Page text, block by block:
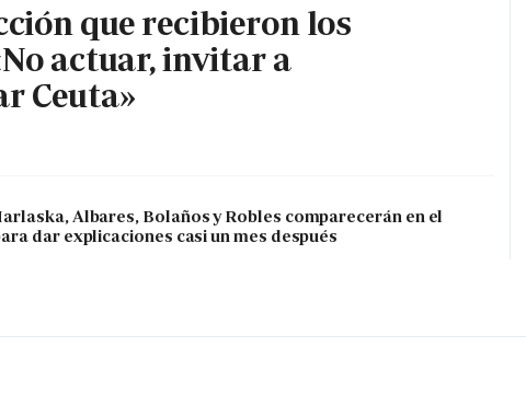
que recibieron los
actuar, invitar a
Ceuta»
Albares, Bolaños y Robles comparecerán en el
dar explicaciones casi un mes después